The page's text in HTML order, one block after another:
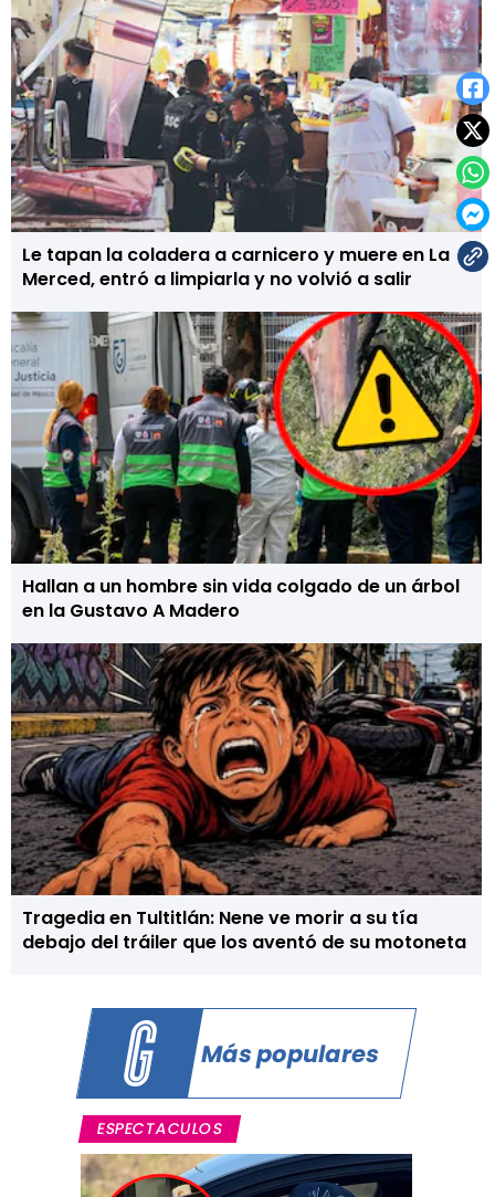
Le tapan la coladera a carnicero y muere en La
Merced, entró a limpiarla y no volvió a salir
Hallan a un hombre sin vida colgado de un árbol
en la Gustavo A Madero
Tragedia en Tultitlán: Nene ve morir a su tía
debajo del tráiler que los aventó de su motoneta
Más populares
ESPECTACULOS